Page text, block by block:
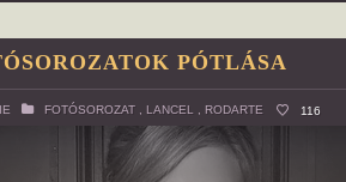
PÓTLÁSA
FOTÓSOROZAT LANCEL RODARTE 116